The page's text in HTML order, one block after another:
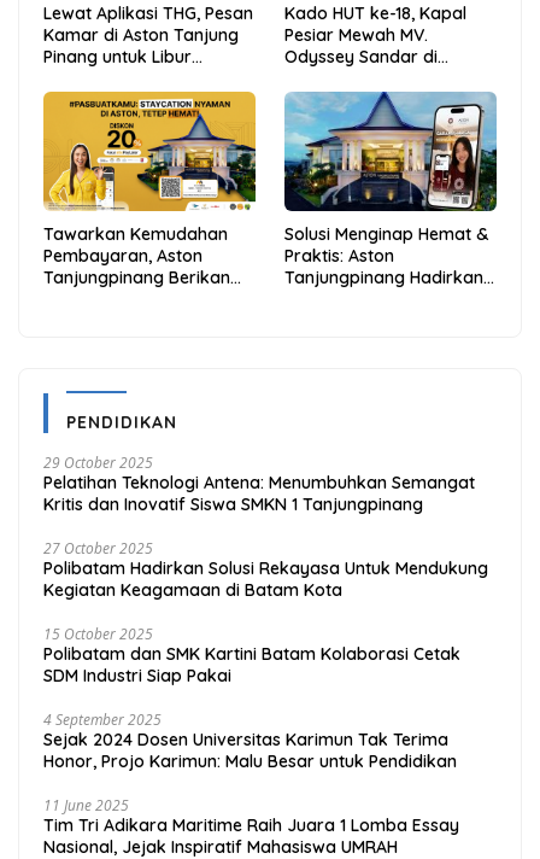
Lewat Aplikasi THG, Pesan
Kamar di Aston Tanjung
Pinang untuk Libur
dan Hemat
Kado HUT ke-18, Kapal
Pesiar Mewah MV.
Odyssey Sandar di
Anambas Siap Mendunia
Tawarkan Kemudahan
Pembayaran, Aston
Tanjungpinang Berikan
Solusi Menginap Hemat &
Praktis: Aston
Tanjungpinang Hadirkan
PENDIDIKAN
29 October 2025
Pelatihan Teknologi Antena: Menumbuhkan Semangat
Kritis dan Inovatif Siswa SMKN 1 Tanjungpinang
27 October 2025
Polibatam Hadirkan Solusi Rekayasa Untuk Mendukung
Kegiatan Keagamaan di Batam Kota
15 October 2025
Polibatam dan SMK Kartini Batam Kolaborasi Cetak
SDM Industri Siap Pakai
4 September 2025
Sejak 2024 Dosen Universitas Karimun Tak Terima
Honor, Projo Karimun: Malu Besar untuk Pendidikan
11 June 2025
Tim Tri Adikara Maritime Raih Juara 1 Lomba Essay
Nasional, Jejak Inspiratif Mahasiswa UMRAH